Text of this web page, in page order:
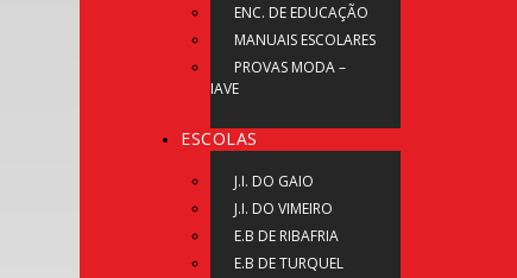
ENC. DE EDUCAÇÃO
MANUAIS ESCOLARES
PROVAS MODA –
IAVE
ESCOLAS
J.I. DO GAIO
J.I. DO VIMEIRO
E.B DE RIBAFRIA
E.B DE TURQUEL